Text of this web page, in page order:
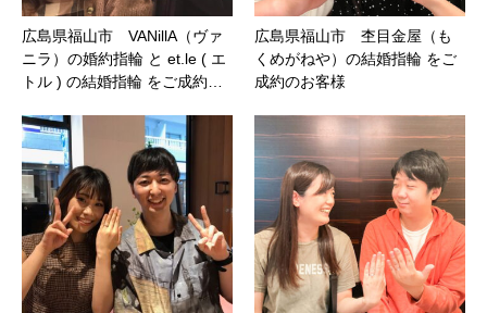
広島県福山市 VANillA（ヴァ
ニラ）の婚約指輪 と et.le ( エ
トル ) の結婚指輪 をご成約…
広島県福山市 杢目金屋（も
くめがねや）の結婚指輪 をご
成約のお客様